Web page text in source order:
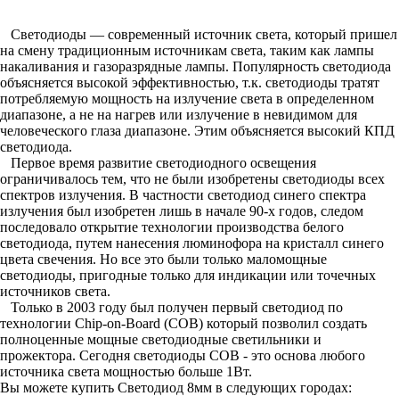
Светодиоды — современный источник света, который пришел
на смену традиционным источникам света, таким как лампы
накаливания и газоразрядные лампы. Популярность светодиода
объясняется высокой эффективностью, т.к. светодиоды тратят
потребляемую мощность на излучение света в определенном
диапазоне, а не на нагрев или излучение в невидимом для
человеческого глаза диапазоне. Этим объясняется высокий КПД
светодиода.
Первое время развитие светодиодного освещения
ограничивалось тем, что не были изобретены светодиоды всех
спектров излучения. В частности светодиод синего спектра
излучения был изобретен лишь в начале 90-х годов, следом
последовало открытие технологии производства белого
светодиода, путем нанесения люминофора на кристалл синего
цвета свечения. Но все это были только маломощные
светодиоды, пригодные только для индикации или точечных
источников света.
Только в 2003 году был получен первый светодиод по
технологии Chip-on-Board (COB) который позволил создать
полноценные мощные светодиодные светильники и
прожектора. Сегодня светодиоды COB - это основа любого
источника света мощностью больше 1Вт.
Вы можете купить Светодиод 8мм в следующих городах: